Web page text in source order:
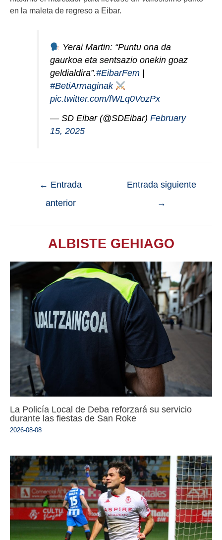
en la maleta de regreso a Eibar.
Yerai Martin: “Puntu ona da
gaurkoa eta sentsazio onekin goaz
geldialdira”.#EibarFem|
#BetiArmaginak
pic.twitter.com/fWLq0VozPx
— SD Eibar (@SDEibar) February
15, 2025
← Entrada
anterior
Entrada siguiente
→
ALBISTE GEHIAGO
La Policía Local de Deba reforzará su servicio
durante las fiestas de San Roke
2026-08-08